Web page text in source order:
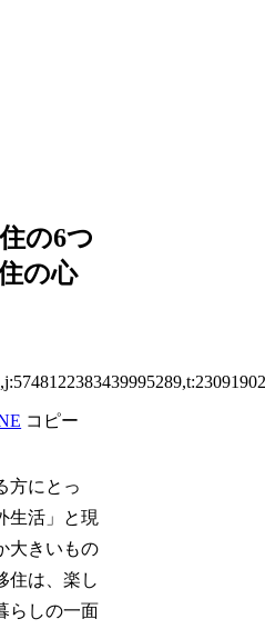
の6つ
の心
コピー
方にとっ
生活」と現
大きいもの
住は、楽し
らしの一面